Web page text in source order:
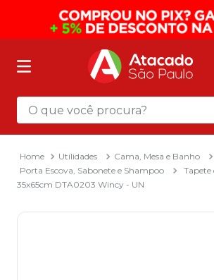
O que você procura?
Utilidades
Cama, Mesa e Banho
Porta Escova, Sabonete e Shampoo
Tapete
35x65cm DTA0203 Wincy - UN
Termos mais buscados
mochila
2º sacola